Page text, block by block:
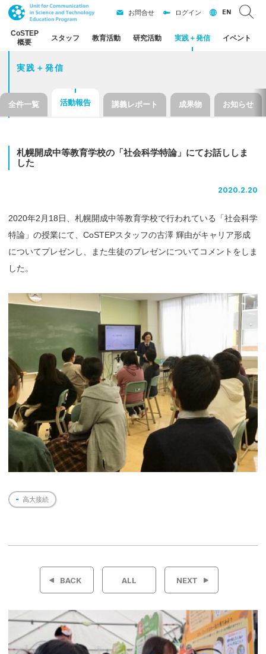
CoSTEP
概要
スタッフ 教育活動 研究活動 実践＋発信 イベント
お問合せ ログイン EN
実践＋発信
全件一覧 活動報告 講義レポート 成果物 お知らせ
札幌開成中等教育学校の 「社会科学特論」 にてお話ししま
した
2020.2.20
2020年2月18日、札幌開成中等教育学校で行われている「社会科学
特論」の授業にて、CoSTEPスタッフの古澤 輝由がキャリア形成
についてプレゼンし、また生徒のプレゼンについてコメントをしま
した。
高大接続
投
ビ
ゲ
BACK ALL NEXT